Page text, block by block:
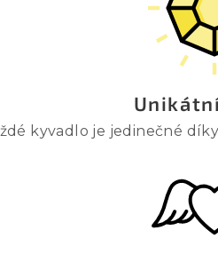
kyvadlo je jedinečné